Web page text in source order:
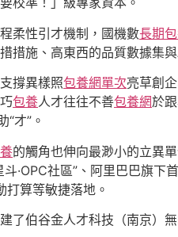
柔性引才機制，國機數長期
措施、高東西的品質數據集
撐異樣照包養網單次亮草創
包養人才往往不善包養網於
“才”。
的觸角也伸向最渺小的立異
斗·OPC社區”、阿里巴巴旗下
打算等敏捷落地。
了伯谷金人才科技（南京）